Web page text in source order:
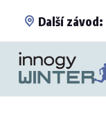
Další závod: